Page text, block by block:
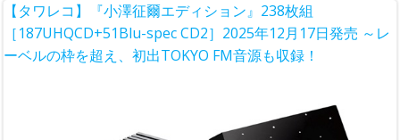
【タワレコ】『小澤征爾エディション』238枚組
［187UHQCD+51Blu-spec CD2］2025年12月17日発売 ～レ
ーベルの枠を超え、初出TOKYO FM音源も収録！